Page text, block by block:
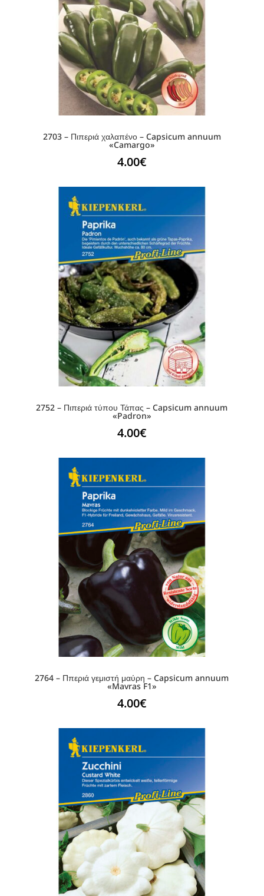
2703 – Πιπεριά χαλαπένο – Capsicum annuum
«Camargo»
4.00€
2752 – Πιπεριά τύπου Τάπας – Capsicum annuum
«Padron»
4.00€
2764 – Ππεριά γεμιστή μαύρη – Capsicum annuum
«Mavras F1»
4.00€